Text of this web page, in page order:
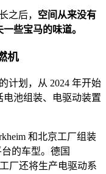
之后， 空间从来没有
些宝马的味道。
机
计划，从 2024 年开始
池组装、电驱动装置
和北京工厂组装
的车型。德国
厂还将生产电驱动系